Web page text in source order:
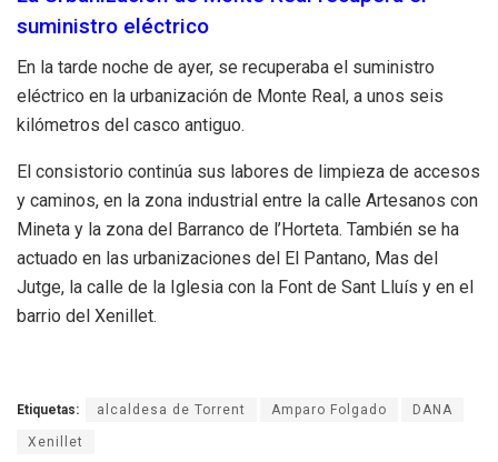
suministro eléctrico
En la tarde noche de ayer, se recuperaba el suministro
eléctrico en la urbanización de Monte Real, a unos seis
kilómetros del casco antiguo.
El consistorio continúa sus labores de limpieza de accesos
y caminos, en la zona industrial entre la calle Artesanos con
Mineta y la zona del Barranco de l’Horteta. También se ha
actuado en las urbanizaciones del El Pantano, Mas del
Jutge, la calle de la Iglesia con la Font de Sant Lluís y en el
barrio del Xenillet.
Etiquetas: alcaldesa de Torrent Amparo Folgado DANA
Xenillet